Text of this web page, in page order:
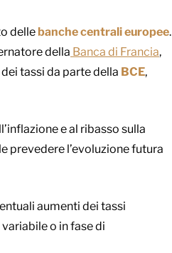
delle banche centrali europee.
della Banca di Francia,
tassi da parte della BCE,
e al ribasso sulla
prevedere l’evoluzione futura
aumenti dei tassi
o in fase di